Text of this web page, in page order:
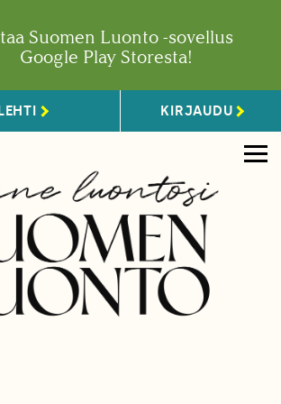
Suomen Luonto -sovellus
Google Play Storesta!
KIRJAUDU